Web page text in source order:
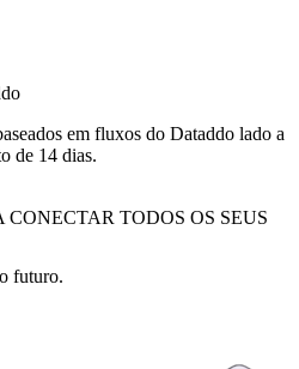
em fluxos do Dataddo lado a
de 14 dias.
TODOS OS SEUS
futuro.